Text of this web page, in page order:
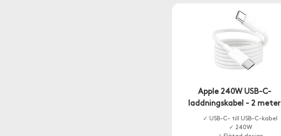
Apple 240W USB-C-
laddningskabel - 2 meter
✓ USB-C- till USB-C-kabel
✓ 240W